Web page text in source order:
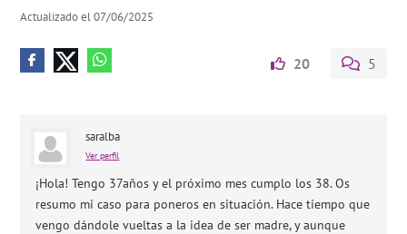
Actualizado el 07/06/2025
20 5
saralba
Ver perfil
¡Hola! Tengo 37años y el próximo mes cumplo los 38. Os
resumo mi caso para poneros en situación. Hace tiempo que
vengo dándole vueltas a la idea de ser madre, y aunque